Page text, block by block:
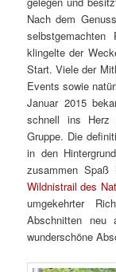
Nach dem
klingelte der
Start. Viele der
Events sowie
Januar 2015
schnell ins Herz
Gruppe. Die
in den
zusammen
Wildnistrail des
umgekehrter
Abschnitten neu
wunderschöne